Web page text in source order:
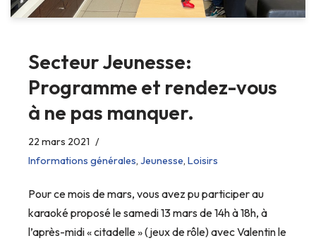
Secteur Jeunesse:
Programme et rendez-vous
à ne pas manquer.
22 mars 2021
Informations générales, Jeunesse, Loisirs
Pour ce mois de mars, vous avez pu participer au
karaoké proposé le samedi 13 mars de 14h à 18h, à
l’après-midi « citadelle » (jeux de rôle) avec Valentin le